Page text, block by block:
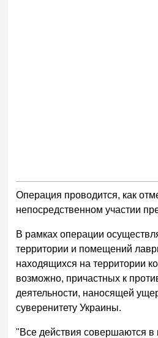
Операция проводится, как
непосредственном участии
В рамках операции
территории и помещений
находящихся на территории
возможно, причастных к
деятельности, наносящей
суверенитету Украины.
"Все действия совершаются в